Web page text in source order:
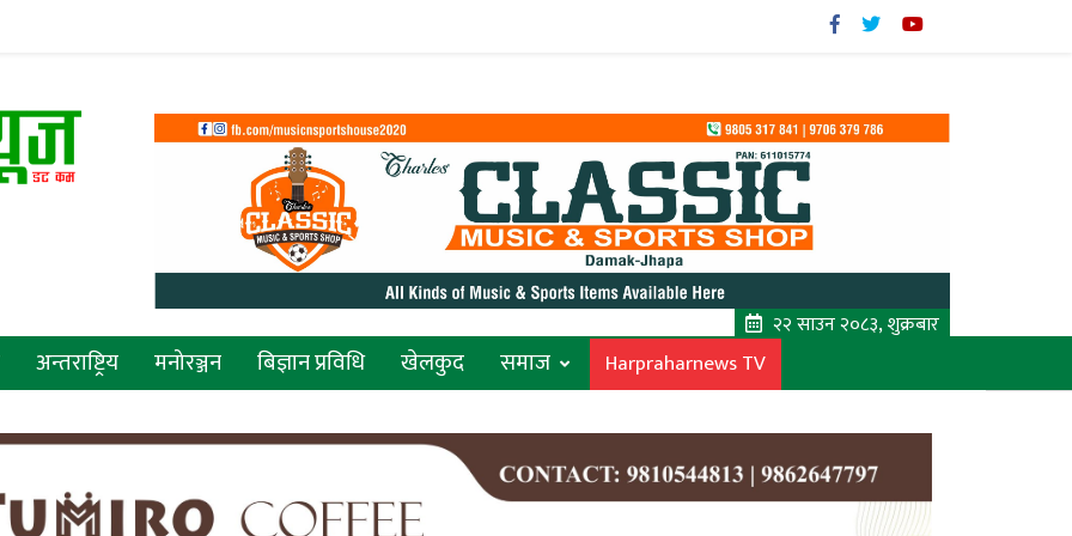
२२ साउन २०८३, शुक्रबार
अन्तराष्ट्रिय मनोरञ्जन बिज्ञान प्रविधि खेलकुद समाज Harpraharnews TV